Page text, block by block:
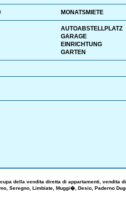
MONATSMIETE
AUTOABSTELLPLATZ
GARAGE
EINRICHTUNG
GARTEN
della vendita diretta di appartamenti, vendita
Seregno, Limbiate, Muggi�, Desio, Paderno